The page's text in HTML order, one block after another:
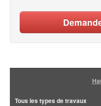
Tous les types de travaux